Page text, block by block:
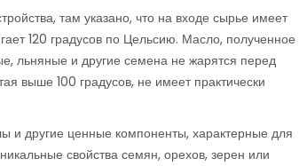
там указано, что на входе сырье имеет
120 градусов по Цельсию. Масло, полученное
льняные и другие семена не жарятся перед
выше 100 градусов, не имеет практически
и другие ценные компоненты, характерные для
свойства семян, орехов, зерен или